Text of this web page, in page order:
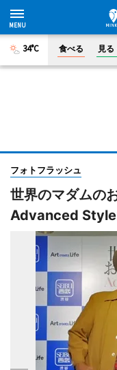
34°C 食べる 見る
フォトフラッシュ
世界のマダムの
Advanced